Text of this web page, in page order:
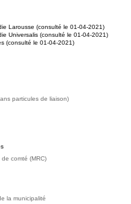
Larousse (consulté le 01-04-2021)
Universalis (consulté le 01-04-2021)
(consulté le 01-04-2021)
particules de liaison)
comté (MRC)
la municipalité